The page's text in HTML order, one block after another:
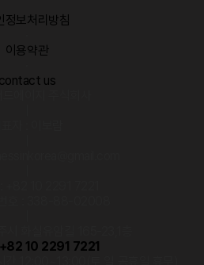
정보처리방침
이용약관
contact us
+82 10 2291 7221